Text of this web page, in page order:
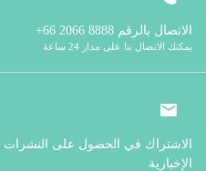
الاتصال بالرقم
يمكنك الاتصال بنا على مدار 24 ساعة
الاشتراك في الحصول على النشرات
الإخبارية